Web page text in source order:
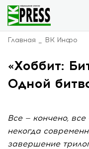
Главная ВК Инфо
«Хоббит:
Одной
Все — кончено,
некогда
завершение